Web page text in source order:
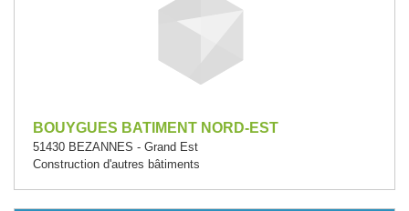
BOUYGUES BATIMENT NORD-EST
51430 BEZANNES - Grand Est
Construction d'autres bâtiments